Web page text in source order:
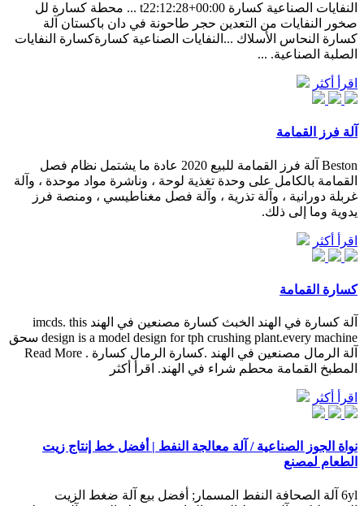
النفايات الصناعية كسارة t22:12:28+00:00 ... محطة كسارة لل
صخور النفايات من التعدين حجر طاحونة في دان باكستان آلة
كسارة النحاس الأسلاك ...النفايات الصناعية كسارةكسارة النفايات
الصلبة الصناعية. ...
اقرأ أكثر
آلة فرز القمامة
Beston آلة فرز القمامة للبيع 2020 عادة ما يشتمل نظام فصل
القمامة بالكامل على وحدة تغذية لوحة ، وناشرة مواد موحدة ، وآلة
غربلة دورانية ، وآلة تذرية ، وآلة فصل مغناطيسي ، ومنصة فرز
يدوية وما إلى ذلك.
اقرأ أكثر
كسارة القمامة
آلة كسارة في الهند الخبث كسارة مصنعين في الهند imcds. this
design is a model design for tph crushing plant.every machine سحق
آلة الرمال مصنعين في الهند .كسارة الرمال كسارة . Read More
المطبخ القمامة محطم شراء في الهند. اقرأ أكثر
اقرأ أكثر
نواة الجوز الصناعية / آلة معالجة النفط | أفضل خط إنتاج زيت
الطعام لمصنع
6yl آلة الصحافة النفط المسمار; أفضل بيع آلة ضغط الزيت